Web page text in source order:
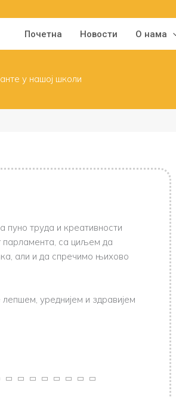
Почетна Новости О нама
у нашој школи
труда и креативности
парламента, са циљем да
али и да спречимо њихово
уреднијем и здравијем